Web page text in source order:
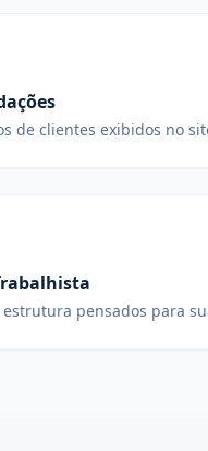
de clientes exibidos no
estrutura pensados para